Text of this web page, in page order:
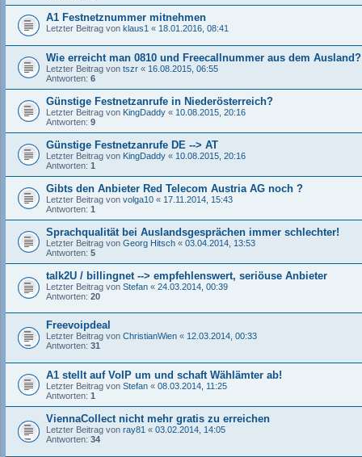
A1 Festnetznummer mitnehmen
Letzter Beitrag von klaus1 « 18.01.2016, 08:41
Wie erreicht man 0810 und Freecallnummer aus dem Ausland?
Letzter Beitrag von tszr « 16.08.2015, 06:55
Antworten: 6
Günstige Festnetzanrufe in Niederösterreich?
Letzter Beitrag von KingDaddy « 10.08.2015, 20:16
Antworten: 9
Günstige Festnetzanrufe DE --> AT
Letzter Beitrag von KingDaddy « 10.08.2015, 20:16
Antworten: 1
Gibts den Anbieter Red Telecom Austria AG noch ?
Letzter Beitrag von volga10 « 17.11.2014, 15:43
Antworten: 1
Sprachqualität bei Auslandsgesprächen immer schlechter!
Letzter Beitrag von Georg Hitsch « 03.04.2014, 13:53
Antworten: 5
talk2U / billingnet --> empfehlenswert, seriöuse Anbieter
Letzter Beitrag von Stefan « 24.03.2014, 00:39
Antworten: 20
Freevoipdeal
Letzter Beitrag von ChristianWien « 12.03.2014, 00:33
Antworten: 31
A1 stellt auf VoIP um und schaft Wählämter ab!
Letzter Beitrag von Stefan « 08.03.2014, 11:25
Antworten: 1
ViennaCollect nicht mehr gratis zu erreichen
Letzter Beitrag von ray81 « 03.02.2014, 14:05
Antworten: 34